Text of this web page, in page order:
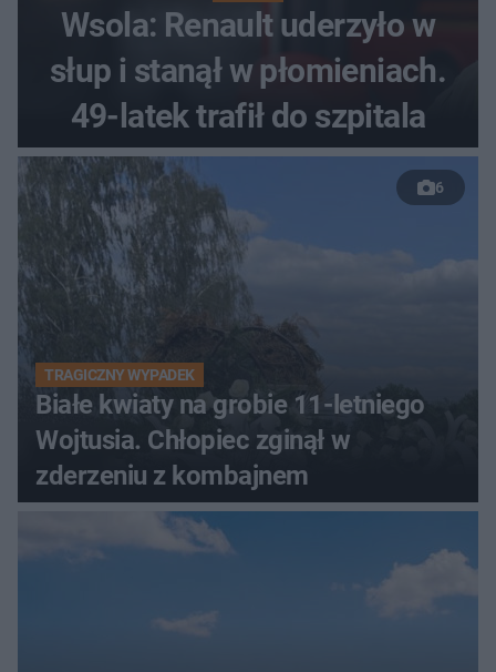
Wsola: Renault uderzyło w
słup i stanął w płomieniach.
49-latek trafił do szpitala
6
TRAGICZNY WYPADEK
Białe kwiaty na grobie 11-letniego
Wojtusia. Chłopiec zginął w
zderzeniu z kombajnem